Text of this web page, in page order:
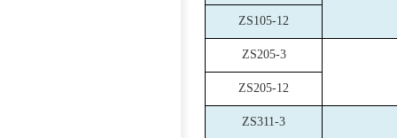
ZS105-12
ZS205-3
ZS205-12
ZS311-3